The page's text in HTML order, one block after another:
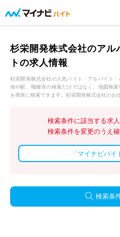
杉栄開発株式会社のアル
トの求人情報
杉栄開発株式会社の人気バイト・アルバイト
地や駅、職種等の検索だけではなく、地図検
を簡単に検索できます。杉栄開発株式会社のお
検索条件に該当する求
検索条件を変更のうえ
「マイナビバ
検索条